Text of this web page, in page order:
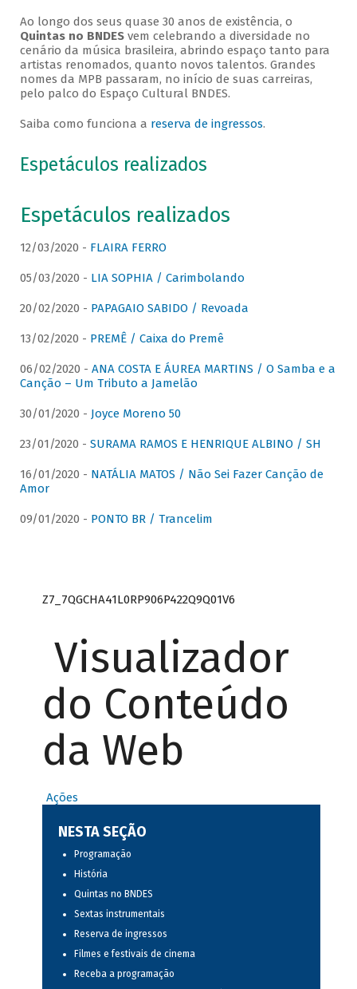
Ao longo dos seus quase 30 anos de existência, o
Quintas no BNDESvem celebrando a diversidade no
cenário da música brasileira, abrindo espaço tanto para
artistas renomados, quanto novos talentos. Grandes
nomes da MPB passaram, no início de suas carreiras,
pelo palco do Espaço Cultural BNDES.
Saiba como funciona a reserva de ingressos.
Espetáculos realizados
Espetáculos realizados
12/03/2020 - FLAIRA FERRO
05/03/2020 - LIA SOPHIA / Carimbolando
20/02/2020 - PAPAGAIO SABIDO / Revoada
13/02/2020 - PREMÊ / Caixa do Premê
06/02/2020 - ANA COSTA E ÁUREA MARTINS / O Samba e a
Canção – Um Tributo a Jamelão
30/01/2020 - Joyce Moreno 50
23/01/2020 - SURAMA RAMOS E HENRIQUE ALBINO / SH
16/01/2020 - NATÁLIA MATOS / Não Sei Fazer Canção de
Amor
09/01/2020 - PONTO BR / Trancelim
Z7_7QGCHA41L0RP906P422Q9Q01V6
Visualizador
do Conteúdo
da Web
Ações
NESTA SEÇÃO
Programação
História
Quintas no BNDES
Sextas instrumentais
Reserva de ingressos
Filmes e festivais de cinema
Receba a programação